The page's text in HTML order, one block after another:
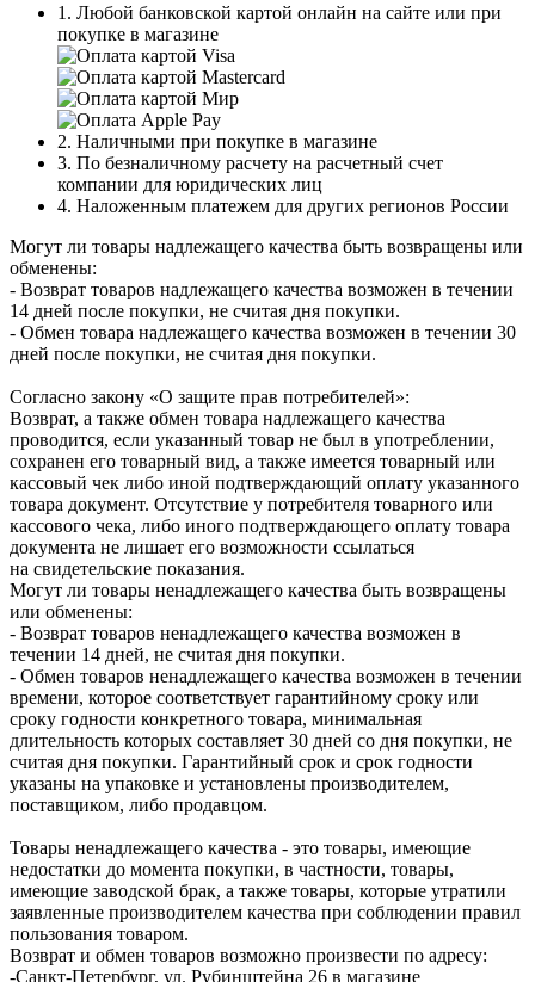
1. Любой банковской картой онлайн на сайте или при
покупке в магазине
2. Наличными при покупке в магазине
3. По безналичному расчету на расчетный счет
компании для юридических лиц
4. Наложенным платежем для других регионов России
Могут ли товары надлежащего качества быть возвращены или
обменены:
- Возврат товаров надлежащего качества возможен в течении
14 дней после покупки, не считая дня покупки.
- Обмен товара надлежащего качества возможен в течении 30
дней после покупки, не считая дня покупки.
Согласно закону «О защите прав потребителей»:
Возврат, а также обмен товара надлежащего качества
проводится, если указанный товар не был в употреблении,
сохранен его товарный вид, а также имеется товарный или
кассовый чек либо иной подтверждающий оплату указанного
товара документ. Отсутствие у потребителя товарного или
кассового чека, либо иного подтверждающего оплату товара
документа не лишает его возможности ссылаться
на свидетельские показания.
Могут ли товары ненадлежащего качества быть возвращены
или обменены:
- Возврат товаров ненадлежащего качества возможен в
течении 14 дней, не считая дня покупки.
- Обмен товаров ненадлежащего качества возможен в течении
времени, которое соответствует гарантийному сроку или
сроку годности конкретного товара, минимальная
длительность которых составляет 30 дней со дня покупки, не
считая дня покупки. Гарантийный срок и срок годности
указаны на упаковке и установлены производителем,
поставщиком, либо продавцом.
Товары ненадлежащего качества - это товары, имеющие
недостатки до момента покупки, в частности, товары,
имеющие заводской брак, а также товары, которые утратили
заявленные производителем качества при соблюдении правил
пользования товаром.
Возврат и обмен товаров возможно произвести по адресу:
-Санкт-Петербург, ул. Рубинштейна 26 в магазине